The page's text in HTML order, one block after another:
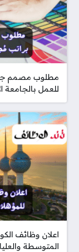
مطلوب مصمم
للعمل بالجامعة
اعلان وظائف
المتوسطة والعليا